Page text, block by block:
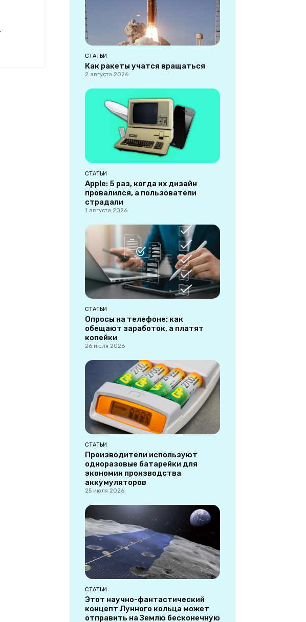
СТАТЬИ
Как ракеты учатся вращаться
2 августа 2026
СТАТЬИ
Apple: 5 раз, когда их дизайн
провалился, а пользователи
страдали
1 августа 2026
СТАТЬИ
Опросы на телефоне: как
обещают заработок, а платят
копейки
26 июля 2026
СТАТЬИ
Производители используют
одноразовые батарейки для
экономии производства
аккумуляторов
25 июля 2026
СТАТЬИ
Этот научно-фантастический
концепт Лунного кольца может
отправить на Землю бесконечную